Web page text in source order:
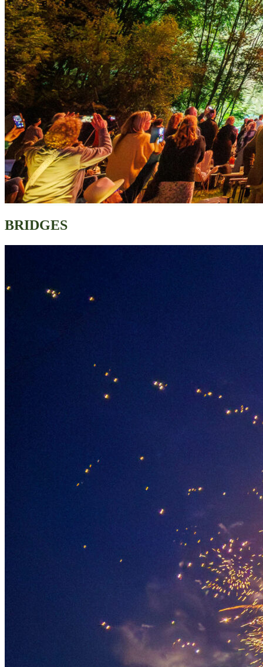
BRIDGES